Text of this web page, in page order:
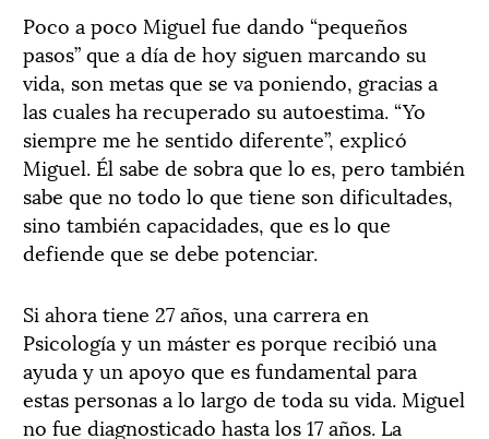
Poco a poco Miguel fue dando “pequeños
pasos” que a día de hoy siguen marcando su
vida, son metas que se va poniendo, gracias a
las cuales ha recuperado su autoestima. “Yo
siempre me he sentido diferente”, explicó
Miguel. Él sabe de sobra que lo es, pero también
sabe que no todo lo que tiene son dificultades,
sino también capacidades, que es lo que
defiende que se debe potenciar.
Si ahora tiene 27 años, una carrera en
Psicología y un máster es porque recibió una
ayuda y un apoyo que es fundamental para
estas personas a lo largo de toda su vida. Miguel
no fue diagnosticado hasta los 17 años. La